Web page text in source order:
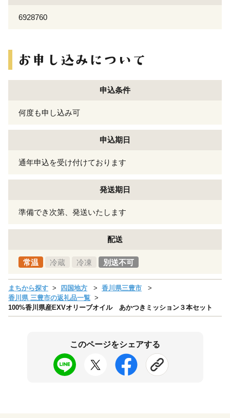
6928760
申込条件
何度も申し込み可
申込期日
通年申込を受け付けております
発送期日
準備でき次第、発送いたします
配送
常温 冷蔵 冷凍 別送不可
まちから探す 四国地方
香川県三豊市
香川県 三豊市の返礼品一覧
100%香川県産EXVオリーブオイル あかつきミッション３本セット
このページをシェアする